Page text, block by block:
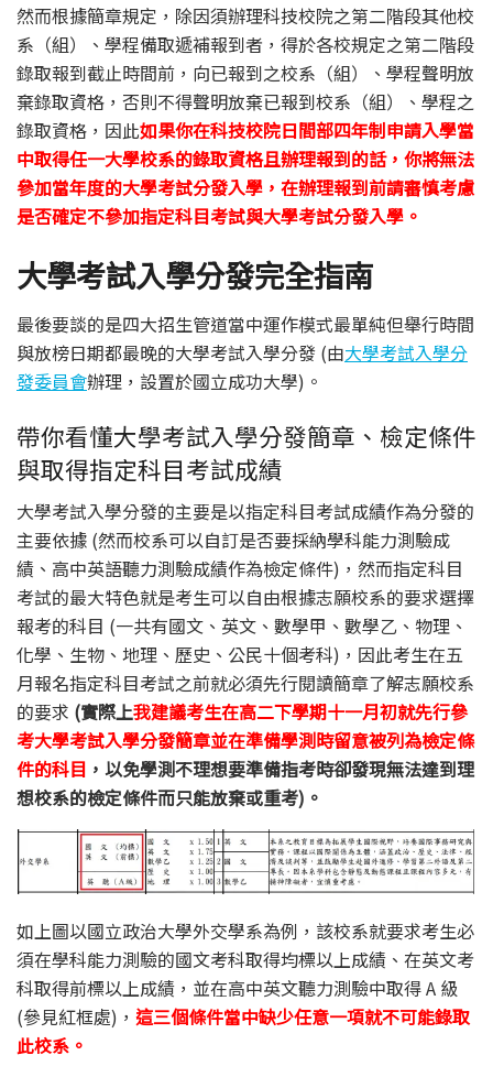
然而根據簡章規定，除因須辦理科技校院之第二階段其他校
系（組）、學程備取遞補報到者，得於各校規定之第二階段
錄取報到截止時間前，向已報到之校系（組）、學程聲明放
棄錄取資格，否則不得聲明放棄已報到校系（組）、學程之
錄取資格，因此如果你在科技校院日間部四年制申請入學當
中取得任一大學校系的錄取資格且辦理報到的話，你將無法
參加當年度的大學考試分發入學，在辦理報到前請審慎考慮
是否確定不參加指定科目考試與大學考試分發入學。
大學考試入學分發完全指南
最後要談的是四大招生管道當中運作模式最單純但舉行時間
與放榜日期都最晚的大學考試入學分發 (由大學考試入學分
發委員會辦理，設置於國立成功大學)。
帶你看懂大學考試入學分發簡章、檢定條件
與取得指定科目考試成績
大學考試入學分發的主要是以指定科目考試成績作為分發的
主要依據 (然而校系可以自訂是否要採納學科能力測驗成
績、高中英語聽力測驗成績作為檢定條件)，然而指定科目
考試的最大特色就是考生可以自由根據志願校系的要求選擇
報考的科目 (一共有國文、英文、數學甲、數學乙、物理、
化學、生物、地理、歷史、公民十個考科)，因此考生在五
月報名指定科目考試之前就必須先行閱讀簡章了解志願校系
的要求 (實際上我建議考生在高二下學期十一月初就先行參
考大學考試入學分發簡章並在準備學測時留意被列為檢定條
件的科目 ，以免學測不理想要準備指考時卻發現無法達到理
想校系的檢定條件而只能放棄或重考)。
如上圖以國立政治大學外交學系為例，該校系就要求考生必
須在學科能力測驗的國文考科取得均標以上成績、在英文考
科取得前標以上成績，並在高中英文聽力測驗中取得 A 級
(參見紅框處)， 這三個條件當中缺少任意一項就不可能錄取
此校系。